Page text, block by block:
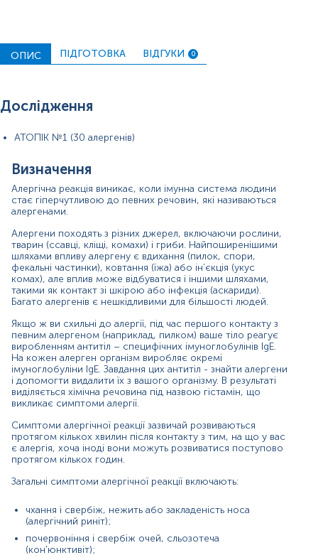
є алергія, хоча іноді вони можуть розвиватися поступово
протягом кількох годин.
чхання і свербіж, нежить або закладеність носа
почервоніння і свербіж очей, сльозотеча
підвищена, свербляча, червона висипка
(кропив’янка) на шкірі;
опухлі губи, язик, очі або обличчя;
біль у животі, нудота, блювота або діарея.
Симптоми варіюються в залежності від того, на що у вас
алергія і як ви з нею контактуєте. Наприклад, у вас може
з’явитися нежить при контакті з пилком, з’явитися висип
на шкірі, або ви почуватиметесь погано, якщо з’їсте щось,
на що у вас алергія.
Найнебезпечнішою реакцією організму на алергію є
анафілактичний шок, що може призвести до летальних
наслідків.
До даної панелі входить визначення чутливості до таких
алергенів, як:
Молоко (f02)
а-лактальбумін (f76)
в-лактоглобулін (f77)
Казеїн (f78)
Білок яйця (f01)
Жовток яйця (f75)
Арахіс (f13)
Соя (f14)
Яблуко (f49)
Морква (f31)
Помідор (f25)
ОПИС ПІДГОТОВКА ВІДГУКИ 0
Дослідження
АТОПІК №1 (30 алергенів)
Визначення
Алергічна реакція виникає, коли імунна система людини
стає гіперчутливою до певних речовин, які називаються
алергенами.
Алергени походять з різних джерел, включаючи рослини,
тварин (ссавці, кліщі, комахи) і гриби. Найпоширенішими
шляхами впливу алергену є вдихання (пилок, спори,
фекальні частинки), ковтання (їжа) або ін’єкція (укус
комах), але вплив може відбуватися і іншими шляхами,
такими як контакт зі шкірою або інфекція (аскариди).
Багато алергенів є нешкідливими для більшості людей.
Якщо ж ви схильні до алергії, під час першого контакту з
певним алергеном (наприклад, пилком) ваше тіло реагує
виробленням антитіл – специфічних імуноглобулінів IgE.
На кожен алерген організм виробляє окремі
імуноглобуліни IgE. Завдання цих антитіл - знайти алергени
і допомогти видалити їх з вашого організму. В результаті
виділяється хімічна речовина під назвою гістамін, що
викликає симптоми алергії.
Симптоми алергічної реакції зазвичай розвиваються
протягом кількох хвилин після контакту з тим, на що у вас
є алергія, хоча іноді вони можуть розвиватися поступово
протягом кількох годин.
Загальні симптоми алергічної реакції включають:
чхання і свербіж, нежить або закладеність носа
(алергічний риніт);
почервоніння і свербіж очей, сльозотеча
(кон'юнктивіт);